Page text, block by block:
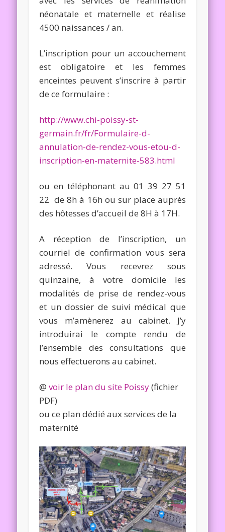
néonatale et maternelle et réalise
4500 naissances / an.
L’inscription pour un accouchement
est obligatoire et les femmes
enceintes peuvent s’inscrire à partir
de ce formulaire :
http://www.chi-poissy-st-
germain.fr/fr/Formulaire-d-
annulation-de-rendez-vous-etou-d-
inscription-en-maternite-583.html
ou en téléphonant au 01 39 27 51
22 de 8h à 16h ou sur place auprès
des hôtesses d’accueil de 8H à 17H.
A réception de l’inscription, un
courriel de confirmation vous sera
adressé. Vous recevrez sous
quinzaine, à votre domicile les
modalités de prise de rendez-vous
et un dossier de suivi médical que
vous m’amènerez au cabinet. J’y
introduirai le compte rendu de
l’ensemble des consultations que
nous effectuerons au cabinet.
@voir le plan du site Poissy(fichier
PDF)
ou ce plan dédié aux services de la
maternité